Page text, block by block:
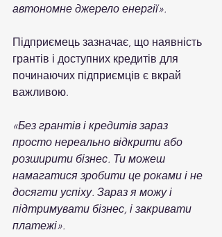
автономне джерело енергії».
Підприємець зазначає, що наявність
грантів і доступних кредитів для
починаючих підприємців є вкрай
важливою.
«Без грантів і кредитів зараз
просто нереально відкрити або
розширити бізнес. Ти можеш
намагатися зробити це роками і не
досягти успіху. Зараз я можу і
підтримувати бізнес, і закривати
платежі».